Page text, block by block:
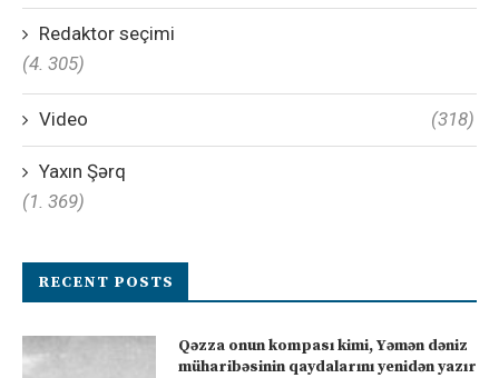
Redaktor seçimi
(4. 305)
Video (318)
Yaxın Şərq
(1. 369)
RECENT POSTS
Qəzza onun kompası kimi, Yəmən dəniz
müharibəsinin qaydalarını yenidən yazır